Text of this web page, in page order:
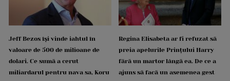
Jeff Bezos își vinde iahtul în
valoare de 500 de milioane de
dolari. Ce sumă a cerut
miliardarul pentru nava sa, Koru
Regina Elisabeta ar fi refuzat să
preia apelurile Prințului Harry
fără un martor lângă ea. De ce a
ajuns să facă un asemenea gest